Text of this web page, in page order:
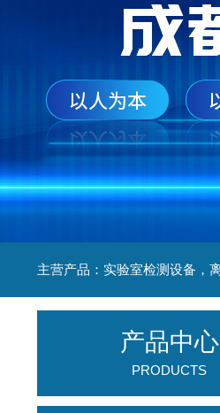
产品中心
PRODUCTS